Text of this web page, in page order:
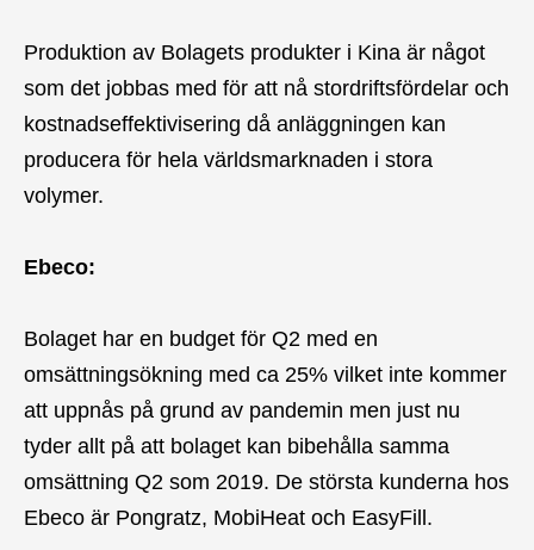
Produktion av Bolagets produkter i Kina är något
som det jobbas med för att nå stordriftsfördelar och
kostnadseffektivisering då anläggningen kan
producera för hela världsmarknaden i stora
volymer.
Ebeco:
Bolaget har en budget för Q2 med en
omsättningsökning med ca 25% vilket inte kommer
att uppnås på grund av pandemin men just nu
tyder allt på att bolaget kan bibehålla samma
omsättning Q2 som 2019. De största kunderna hos
Ebeco är Pongratz, MobiHeat och EasyFill.